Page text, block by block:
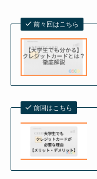
前々回はこちら
前回はこちら